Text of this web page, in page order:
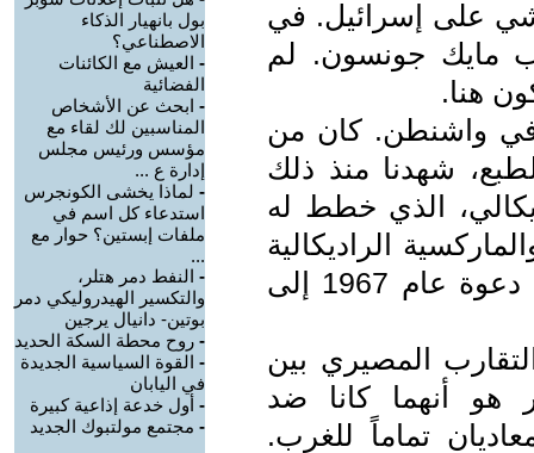
على إسرائيل. في
مايك جونسون. لم
هنا.
في واشنطن. كان من
شهدنا منذ ذلك
الذي خطط له
القدس منذ عام 1941، والماركسية الراديكالية
في شكلها الماركسي الثقافي، ونتاج دعوة عام 1967 إلى
٢٠٢٣ هو ذلك التقارب المصيري بين
هو أنهما كانا ضد
تماماً للغرب.
بول بانهيار الذكاء
الاصطناعي؟
- العيش مع الكائنات
الفضائية
- ابحث عن الأشخاص
المناسبين لك لقاء مع
مؤسس ورئيس مجلس
إدارة ع ...
- لماذا يخشى الكونجرس
استدعاء كل اسم في
ملفات إبستين؟ حوار مع
...
- النفط دمر هتلر،
والتكسير الهيدروليكي دمر
بوتين- دانيال يرجين
- روح محطة السكة الحديد
- القوة السياسية الجديدة
في اليابان
- أول خدعة إذاعية كبيرة
- مجتمع مولتبوك الجديد